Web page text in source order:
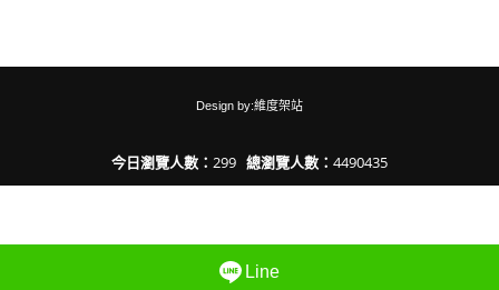
Design by:維度架站
Line
今日瀏覽人數： 299 總瀏覽人數： 4490435